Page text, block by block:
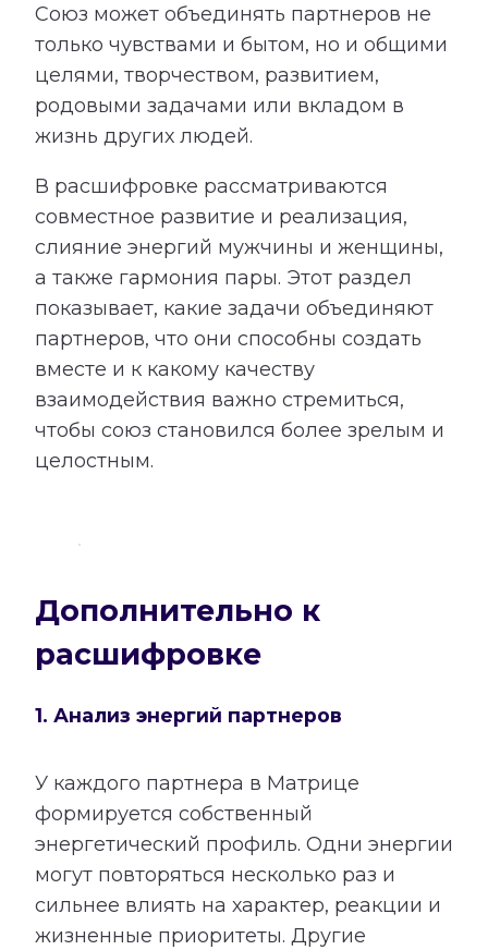
Союз может объединять партнеров не
только чувствами и бытом, но и общими
целями, творчеством, развитием,
родовыми задачами или вкладом в
жизнь других людей.
В расшифровке рассматриваются
совместное развитие и реализация,
слияние энергий мужчины и женщины,
а также гармония пары. Этот раздел
показывает, какие задачи объединяют
партнеров, что они способны создать
вместе и к какому качеству
взаимодействия важно стремиться,
чтобы союз становился более зрелым и
целостным.
Дополнительно к
расшифровке
1. Анализ энергий партнеров
У каждого партнера в Матрице
формируется собственный
энергетический профиль. Одни энергии
могут повторяться несколько раз и
сильнее влиять на характер, реакции и
жизненные приоритеты. Другие